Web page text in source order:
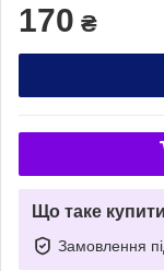
170 ₴
Що таке
Замовлення